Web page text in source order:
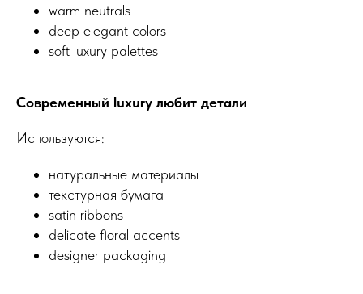
warm neutrals
deep elegant colors
soft luxury palettes
Современный luxury любит детали
Используются:
натуральные материалы
текстурная бумага
satin ribbons
delicate floral accents
designer packaging